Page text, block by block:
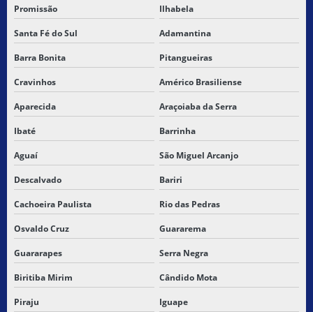
TRANSPORTE DE CARGAS E ENCOMENDAS
TRANSPORTE DE CARGAS FRACIONADAS
TRANSPORTE DE CARGAS FRETE
TRANSPORTE DE CARGAS INTERESTADUAL
TRANSPORTE DE CARGAS LOGÍSTICA
TRANSPORTE DE CARGAS PERIGOSAS RODOVIARIO
TRANSPORTE DE CARGAS SECAS
TRANSPORTE DE CARGAS SUBCONTRATAÇÃO
Promissão Ilhabela
Santa Fé do Sul Adamantina
Barra Bonita Pitangueiras
Cravinhos Américo Brasiliense
Aparecida Araçoiaba da Serra
Ibaté Barrinha
Aguaí São Miguel Arcanjo
Descalvado Bariri
Cachoeira Paulista Rio das Pedras
Osvaldo Cruz Guararema
Guararapes Serra Negra
Biritiba Mirim Cândido Mota
Piraju Iguape